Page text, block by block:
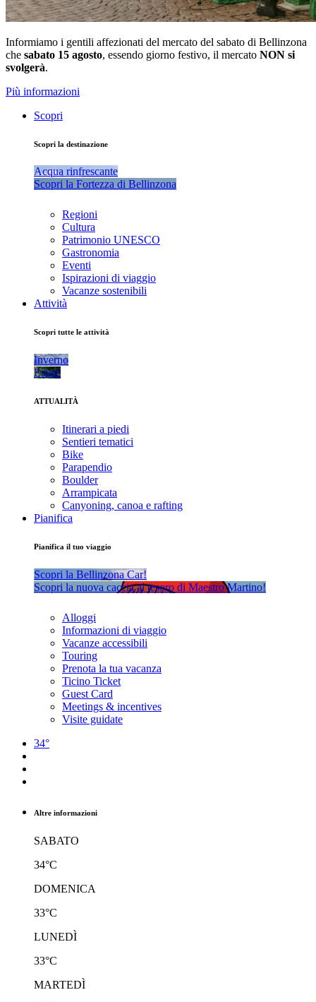
Informiamo i gentili affezionati del mercato del sabato di Bellinzona
che sabato 15 agosto, essendo giorno festivo, il mercato NON si
svolgerà.
Più informazioni
Scopri
Scopri la destinazione
Acqua rinfrescante
Scopri la Fortezza di Bellinzona
Regioni
Cultura
Patrimonio UNESCO
Gastronomia
Eventi
Ispirazioni di viaggio
Vacanze sostenibili
Attività
Scopri tutte le attività
Inverno
Estate
ATTUALITÀ
Itinerari a piedi
Sentieri tematici
Bike
Parapendio
Boulder
Arrampicata
Canyoning, canoa e rafting
Pianifica
Pianifica il tuo viaggio
Scopri la Bellinzona Car!
Scopri la nuova caccia al tesoro di Maestro Martino!
Alloggi
Informazioni di viaggio
Vacanze accessibili
Touring
Prenota la tua vacanza
Ticino Ticket
Guest Card
Meetings & incentives
Visite guidate
34°
Altre informazioni
SABATO
34°C
DOMENICA
33°C
LUNEDÌ
33°C
MARTEDÌ